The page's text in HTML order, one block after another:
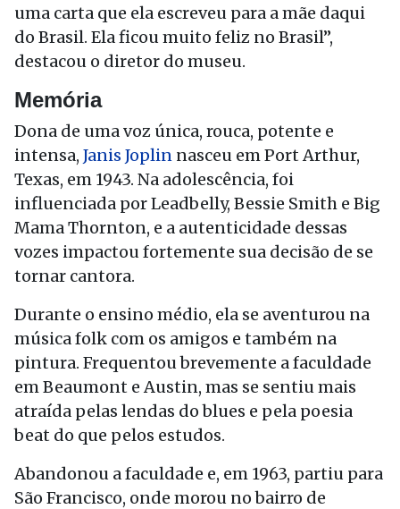
uma carta que ela escreveu para a mãe daqui
do Brasil. Ela ficou muito feliz no Brasil”,
destacou o diretor do museu.
Memória
Dona de uma voz única, rouca, potente e
intensa, Janis Joplin nasceu em Port Arthur,
Texas, em 1943. Na adolescência, foi
influenciada por Leadbelly, Bessie Smith e Big
Mama Thornton, e a autenticidade dessas
vozes impactou fortemente sua decisão de se
tornar cantora.
Durante o ensino médio, ela se aventurou na
música folk com os amigos e também na
pintura. Frequentou brevemente a faculdade
em Beaumont e Austin, mas se sentiu mais
atraída pelas lendas do blues e pela poesia
beat do que pelos estudos.
Abandonou a faculdade e, em 1963, partiu para
São Francisco, onde morou no bairro de